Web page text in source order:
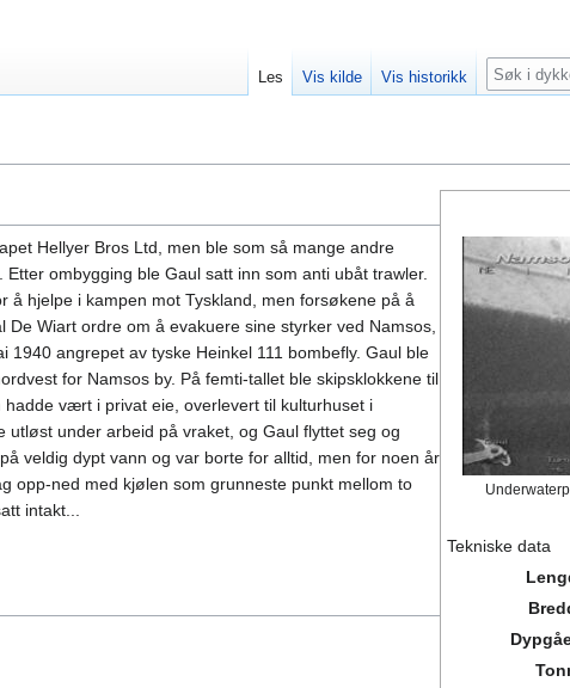
Tekniske data
Hellyer Bros Ltd, men ble som så mange andre
ombygging ble Gaul satt inn som anti ubåt trawler.
å hjelpe i kampen mot Tyskland, men forsøkene på å
Wiart ordre om å evakuere sine styrker ved Namsos,
angrepet av tyske Heinkel 111 bombefly. Gaul ble
for Namsos by. På femti-tallet ble skipsklokkene til
vært i privat eie, overlevert til kulturhuset i
under arbeid på vraket, og Gaul flyttet seg og
veldig dypt vann og var borte for alltid, men for noen år
opp-ned med kjølen som grunneste punkt mellom to
intakt...
Les Vis kilde Vis historikk Søk